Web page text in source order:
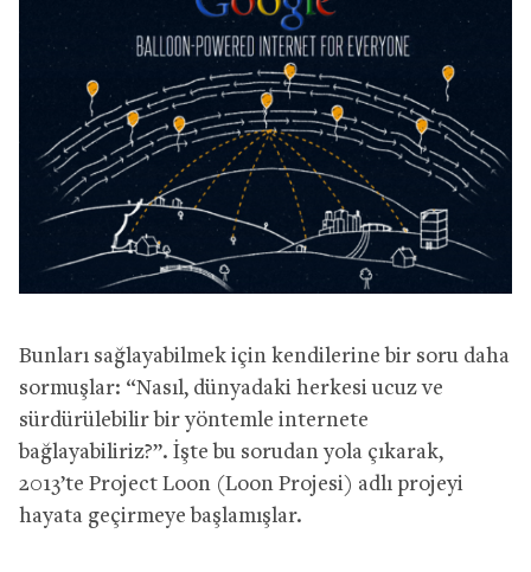
Bunları sağlayabilmek için kendilerine bir soru daha
sormuşlar: “Nasıl, dünyadaki herkesi ucuz ve
sürdürülebilir bir yöntemle internete
bağlayabiliriz?”. İşte bu sorudan yola çıkarak,
2013’te Project Loon (Loon Projesi) adlı projeyi
hayata geçirmeye başlamışlar.